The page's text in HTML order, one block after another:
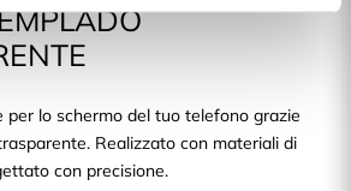
per lo schermo del tuo telefono grazie
Realizzato con materiali di
con precisione.